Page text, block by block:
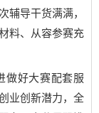
辅导干货满满，
料、从容参赛充
做好大赛配套服
业创新潜力，全